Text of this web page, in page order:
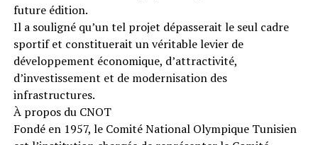
future édition.
Il a souligné qu’un tel projet dépasserait le seul cadre
sportif et constituerait un véritable levier de
développement économique, d’attractivité,
d’investissement et de modernisation des
infrastructures.
À propos du CNOT
Fondé en 1957, le Comité National Olympique Tunisien